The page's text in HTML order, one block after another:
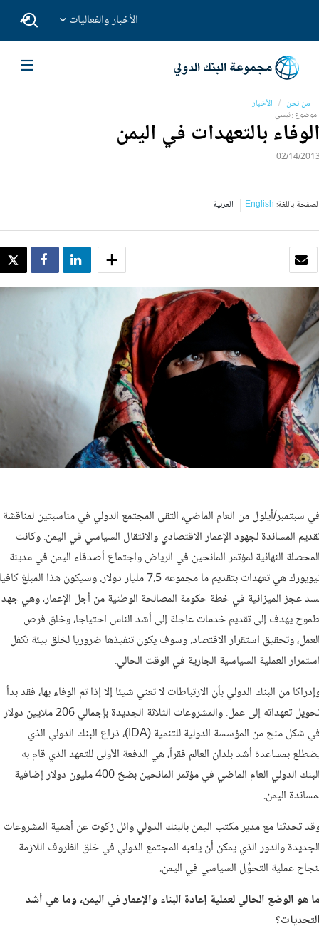
الأخبار والفعاليات
من نحن الأخبار
موضوع رئيسي
بالتعهدات في اليمن
02/14/
باللغة:English العربية
SHARE SHARE
سبتمبر/أيلول من العام الماضي، التقى المجتمع الدولي في مناسبتين لمناقشة
المساندة لجهود الإعمار الاقتصادي والانتقال السياسي في اليمن. وكانت
النهائية لمؤتمر المانحين في الرياض واجتماع أصدقاء اليمن في مدينة
نيويورك هي تعهدات بتقديم ما مجموعه 7.5 مليار دولار. وسيكون هذا المبلغ
عجز الميزانية في خطة حكومة المصالحة الوطنية من أجل الإعمار، وهي جهد
يهدف إلى تقديم خدمات عاجلة إلى أشد الناس احتياجا، وخلق فرص
وتحقيق استقرار الاقتصاد. وسوف يكون تنفيذها ضروريا لخلق بيئة تكفل
العملية السياسية الجارية في الوقت الحالي.
من البنك الدولي بأن الارتباطات لا تعني شيئا إلا إذا تم الوفاء بها، فقد بدأ
تحويل تعهداته إلى عمل. والمشروعات الثلاثة الجديدة بإجمالي 206 ملايين دولار
في شكل منح من المؤسسة الدولية للتنمية (IDA)، ذراع البنك الدولي الذي
بمساعدة أشد بلدان العالم فقراً، هي الدفعة الأولى للتعهد الذي قام به
البنك الدولي العام الماضي في مؤتمر المانحين بضخ 400 مليون دولار إضافية
اليمن.
تحدثنا مع مدير مكتب اليمن بالبنك الدولي وائل زكوت عن أهمية المشروعات
والدور الذي يمكن أن يلعبه المجتمع الدولي في خلق الظروف اللازمة
عملية التحوُّل السياسي في اليمن.
هو الوضع الحالي لعملية إعادة البناء والإعمار في اليمن، وما هي أشد